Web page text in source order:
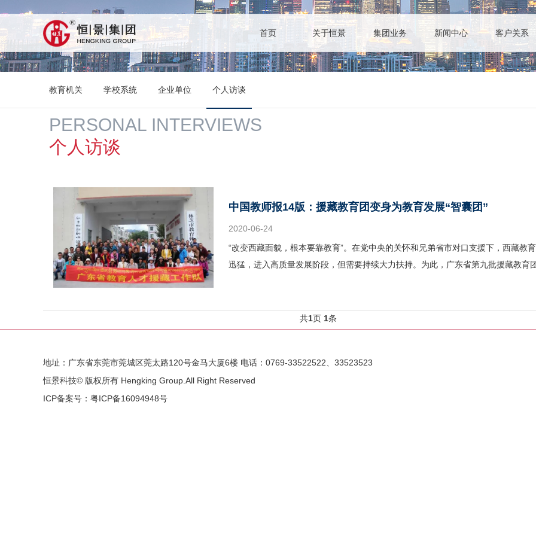
首页 关于恒景 集团业务 新闻中心 客户关系
教育机关 学校系统 企业单位 个人访谈
PERSONAL INTERVIEWS
个人访谈
中国教师报14版：援藏教育团变身为教育发展“智囊团”
2020-06-24
“改变西藏面貌，根本要靠教育”。在党中央的关怀和兄弟省市对口支援下，西藏教
迅猛，进入高质量发展阶段，但需要持续大力扶持。为此，广东省第九批援藏教育
共1页 1条
地址：广东省东莞市莞城区莞太路120号金马大厦6楼 电话：0769-33522522、33523523
恒景科技© 版权所有 Hengking Group.All Right Reserved
ICP备案号： 粤ICP备16094948号